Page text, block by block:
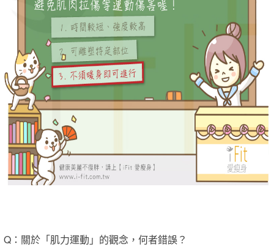
Q：關於「肌力運動」的觀念，何者錯誤？